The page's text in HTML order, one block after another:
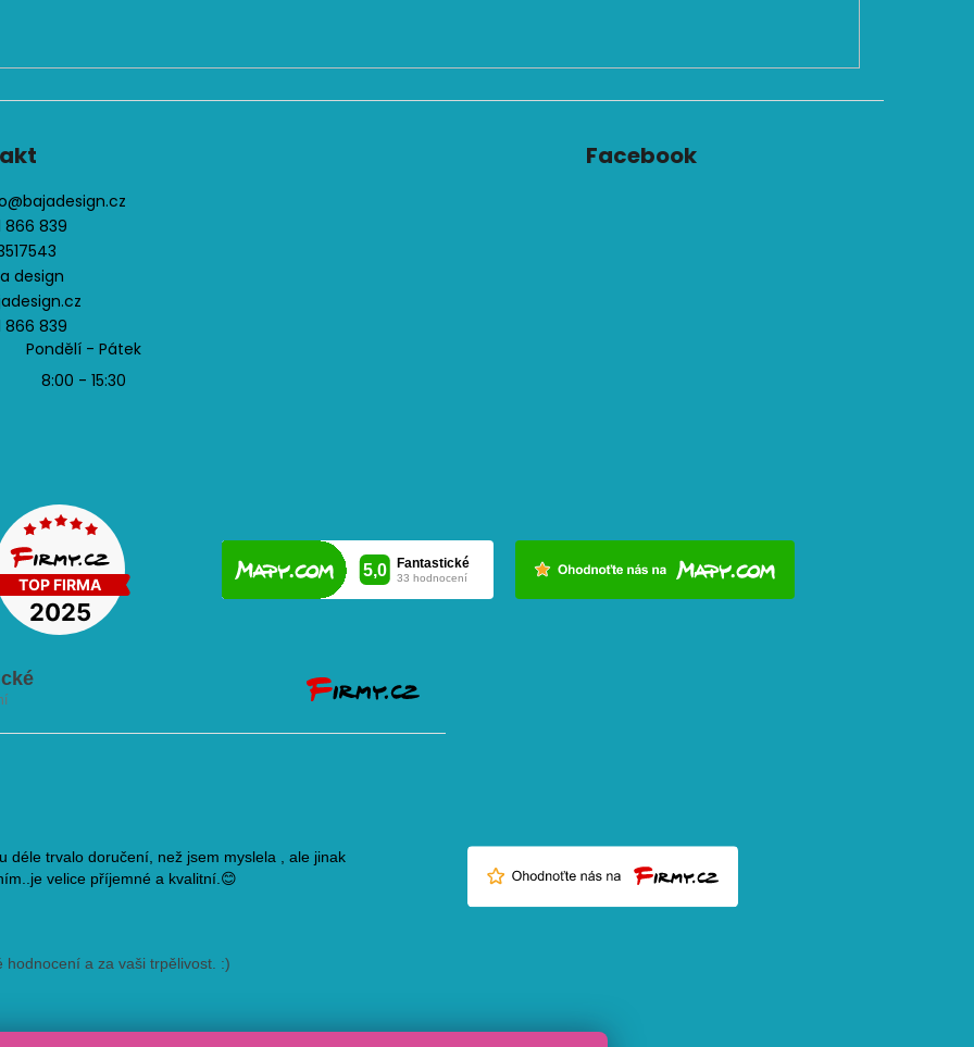
@bajadesign.cz
866 839
design
866 839
Pondělí - Pátek
8:00 - 15:30
Facebook